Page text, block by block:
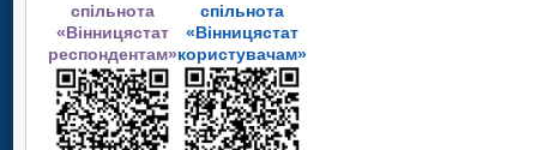
спільнота
«Вінницястат
респондентам»
спільнота
«Вінницястат
користувачам»